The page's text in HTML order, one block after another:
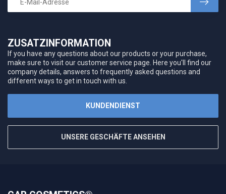
ZUSATZINFORMATION
If you have any questions about our products or your purchase,
make sure to visit our customer service page. Here you'll find our
company details, answers to frequently asked questions and
different ways to get in touch with us.
KUNDENDIENST
UNSERE GESCHÄFTE ANSEHEN